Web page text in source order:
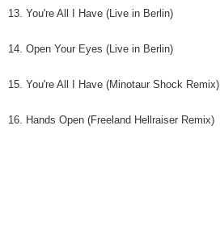
13. You're All I Have (Live in Berlin)
14. Open Your Eyes (Live in Berlin)
15. You're All I Have (Minotaur Shock Remix)
16. Hands Open (Freeland Hellraiser Remix)